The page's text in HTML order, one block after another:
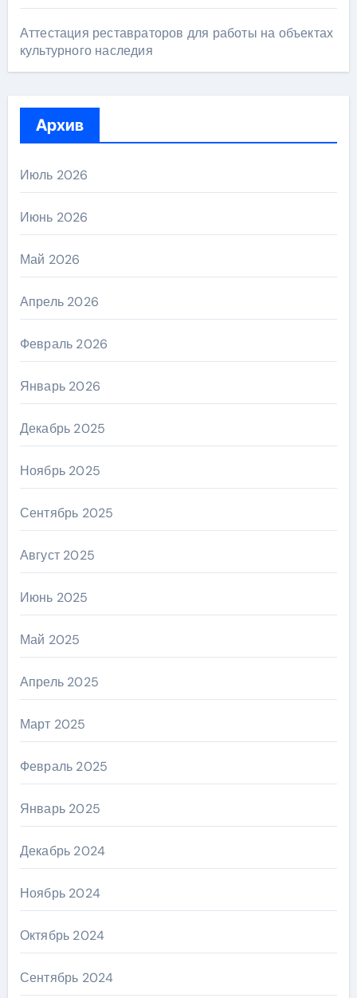
Аттестация реставраторов для работы на объектах
культурного наследия
Архив
Июль 2026
Июнь 2026
Май 2026
Апрель 2026
Февраль 2026
Январь 2026
Декабрь 2025
Ноябрь 2025
Сентябрь 2025
Август 2025
Июнь 2025
Май 2025
Апрель 2025
Март 2025
Февраль 2025
Январь 2025
Декабрь 2024
Ноябрь 2024
Октябрь 2024
Сентябрь 2024